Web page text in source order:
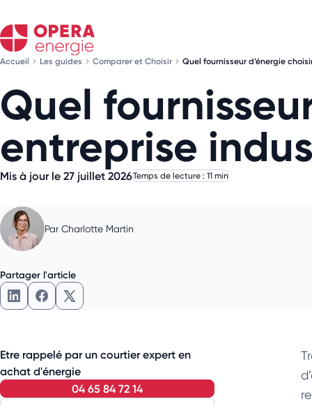
Accueil Les guides Comparer et Choisir Quel fournisseur d’énergie
Quel
entreprise
Mis à jour le 27 juillet 2026Temps de lecture : 11 min
Par Charlotte Martin
Partager l'article
Partager l'article sur LinkedIn
Partager l'article sur Facebook
Partager l'article sur X
Etre rappelé par un courtier expert en
achat d'énergie
04 65 84 72 14